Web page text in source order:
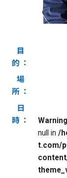
目
的：
場
所：
日
時：
null in/
t.com/